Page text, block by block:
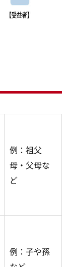
例：祖父
母・父母な
ど
例：子や孫